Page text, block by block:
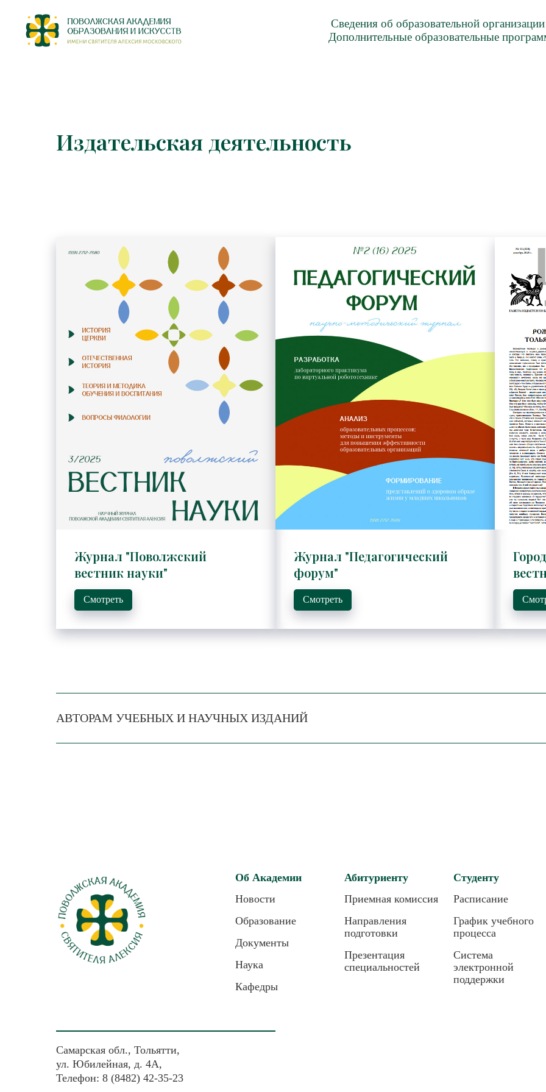
Сведения об образовательной организации
Дополнительные образовательные
Издательская деятельность
Журнал "Поволжский
вестник науки"
Смотреть
Журнал "Педагогический
форум"
Смотреть
АВТОРАМ УЧЕБНЫХ И НАУЧНЫХ ИЗДАНИЙ
Об Академии
Новости
Образование
Документы
Наука
Кафедры
Абитуриенту
Приемная комиссия
Направления
подготовки
Презентация
специальностей
Студенту
Расписание
График учебного
процесса
Система
электронной
поддержки
Самарская обл., Тольятти,
ул. Юбилейная, д. 4А,
Телефон: 8 (8482) 42-35-23